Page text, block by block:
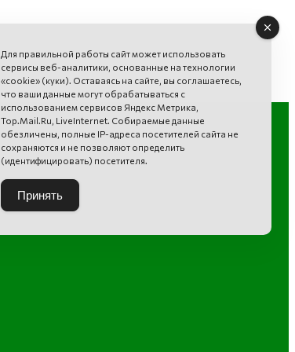
Для правильной работы сайт может использовать
сервисы веб-аналитики, основанные на технологии
«cookie» (куки). Оставаясь на сайте, вы соглашаетесь,
что ваши данные могут обрабатываться с
использованием сервисов Яндекс Метрика,
Top.Mail.Ru, LiveInternet. Собираемые данные
обезличены, полные IP-адреса посетителей сайта не
сохраняются и не позволяют определить
(идентифицировать) посетителя.
Принять